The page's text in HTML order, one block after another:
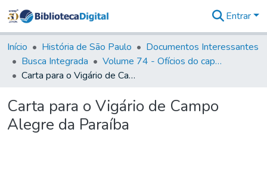
&
Coleções
Tudo na
Biblioteca
Estatísticas
Entrar
Início História de São Paulo
Documentos Interessantes
Busca Integrada
Volume 74 - Ofícios do capitão General Martim Lopes Lobo de Saldanha às Câmaras e Comandantes da Capitania (1775)
Carta para o Vigário de Campo Alegre da Paraíba
Carta para o Vigário de Campo
Alegre da Paraíba